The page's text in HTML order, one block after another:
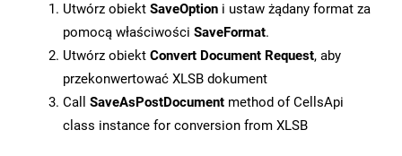
Utwórz obiekt SaveOption i ustaw żądany format za
pomocą właściwości SaveFormat.
Utwórz obiekt Convert Document Request, aby
przekonwertować XLSB dokument
Call SaveAsPostDocument method of CellsApi
class instance for conversion from XLSB